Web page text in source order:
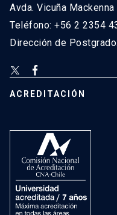
Avda. Vicuña
Teléfono: +56 2 2354
Dirección de
ACREDITACIÓN